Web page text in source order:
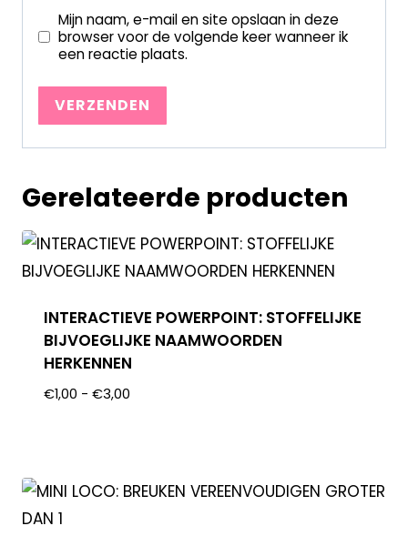
Mijn naam, e-mail en site opslaan in deze
browser voor de volgende keer wanneer ik
een reactie plaats.
Gerelateerde producten
INTERACTIEVE POWERPOINT: STOFFELIJKE
BIJVOEGLIJKE NAAMWOORDEN
HERKENNEN
€1,00 - €3,00